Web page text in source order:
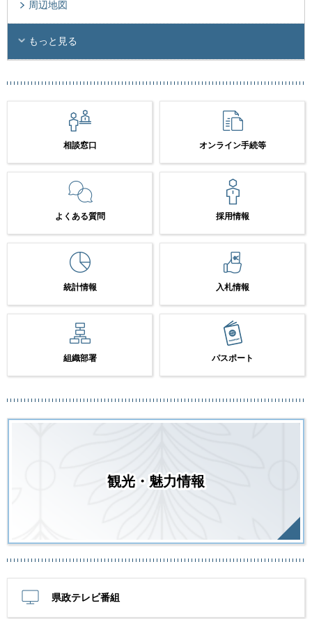
周辺地図
もっと見る
相談窓口 オンライン手続等
よくある質問 採用情報
統計情報 入札情報
組織部署 パスポート
観光・魅力情報
県政テレビ番組